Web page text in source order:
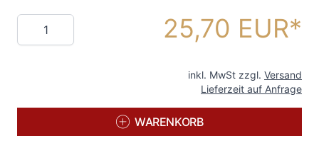
Menge 25,70 EUR
inkl. MwSt zzgl. Versand
Lieferzeit auf Anfrage
WARENKORB